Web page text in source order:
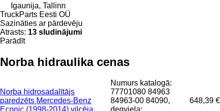
Igaunija, Tallinn
TruckParts Eesti OÜ
Sazināties ar pārdevēju
Atrasts: 13 sludinājumi
Parādīt
Norba hidraulika cenas
Norba hidrosadalītājs
paredzēts Mercedes-Benz
Numurs katalogā:
77701080 84963
84963-00 84090,
648,39 €